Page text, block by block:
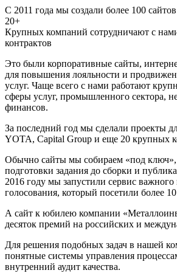
С 2011 года мы создали более 100 сайтов
20+
Крупных компаний сотрудничают с
контрактов
Это были корпоративные сайты,
для повышения лояльности и
услуг. Чаще всего с нами работают
сферы услуг, промышленного сектора,
финансов.
За последний год мы сделали проекты
YOTA, Capital Group и еще 20 крупных
Обычно сайты мы собираем «под ключ»,
подготовки задания до сборки и
2016 году мы запустили сервис важного
голосования, который посетили более
А сайт к юбилею компании
десяток премий на российских и
Для решения подобных задач в нашей
понятные системы управления
внутренний аудит качества.